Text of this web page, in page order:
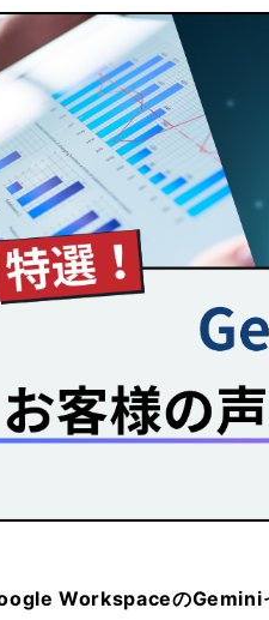
Gemini 導入支援 AI Driven
WorkspaceのGemini